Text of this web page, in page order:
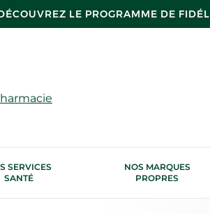
LE PROGRAMME DE
SERVICES
SANTÉ
NOS MARQUES
PROPRES